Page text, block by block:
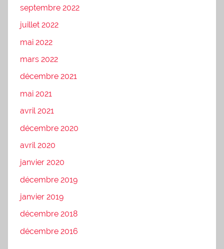
septembre 2022
juillet 2022
mai 2022
mars 2022
décembre 2021
mai 2021
avril 2021
décembre 2020
avril 2020
janvier 2020
décembre 2019
janvier 2019
décembre 2018
décembre 2016